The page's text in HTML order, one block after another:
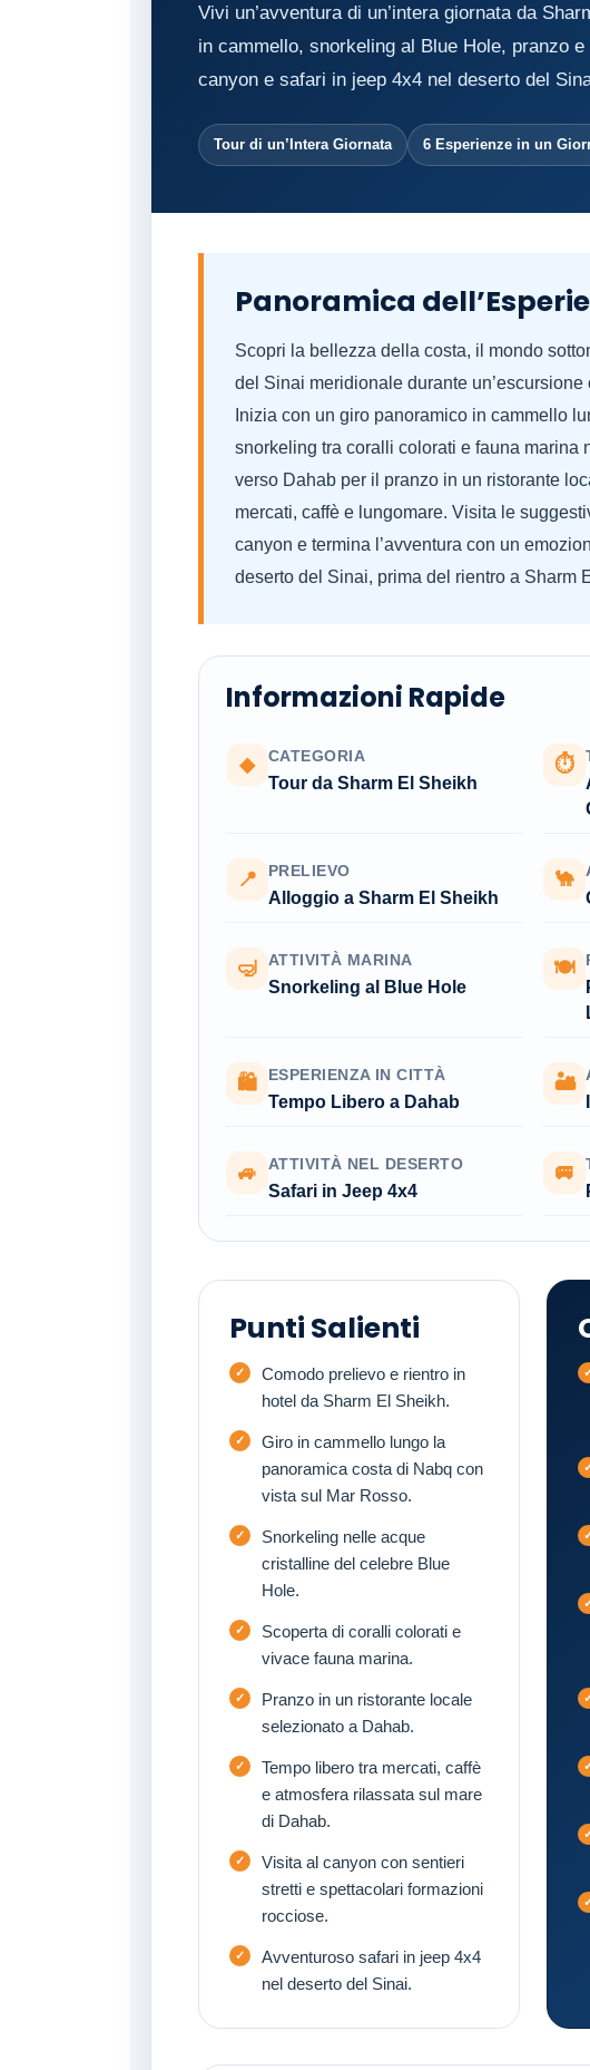
Vivi un’avventura di un’intera giornata da
in cammello, snorkeling al Blue Hole, pranzo
canyon e safari in jeep 4x4 nel deserto del
Tour di un’Intera Giornata 6 Esperienze in un
Panoramica
Scopri la bellezza della costa, il mondo
del Sinai meridionale durante
Inizia con un giro panoramico in cammello
snorkeling tra coralli colorati e fauna marina
verso Dahab per il pranzo in un ristorante
mercati, caffè e lungomare. Visita le
canyon e termina l’avventura con un
deserto del Sinai, prima del rientro a Sharm
Informazioni Rapide
◆ CATEGORIA
Tour da Sharm El Sheikh
⏱
📍 PRELIEVO
Alloggio a Sharm El Sheikh
🐪
🤿 ATTIVITÀ MARINA
Snorkeling al Blue Hole
🍽
🛍 ESPERIENZA IN CITTÀ
Tempo Libero a Dahab
🏜
🚙 ATTIVITÀ NEL DESERTO
Safari in Jeep 4x4
🚐
Punti Salienti
Comodo prelievo e rientro in
hotel da Sharm El Sheikh.
Giro in cammello lungo la
panoramica costa di Nabq con
vista sul Mar Rosso.
Snorkeling nelle acque
cristalline del celebre Blue
Hole.
Scoperta di coralli colorati e
vivace fauna marina.
Pranzo in un ristorante locale
selezionato a Dahab.
Tempo libero tra mercati, caffè
e atmosfera rilassata sul mare
di Dahab.
Visita al canyon con sentieri
stretti e spettacolari formazioni
rocciose.
Avventuroso safari in jeep 4x4
nel deserto del Sinai.